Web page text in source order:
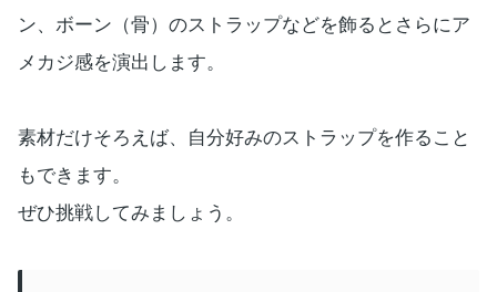
ン、ボーン（骨）のストラップなどを飾るとさらにア
メカジ感を演出します。
素材だけそろえば、自分好みのストラップを作ること
もできます。
ぜひ挑戦してみましょう。